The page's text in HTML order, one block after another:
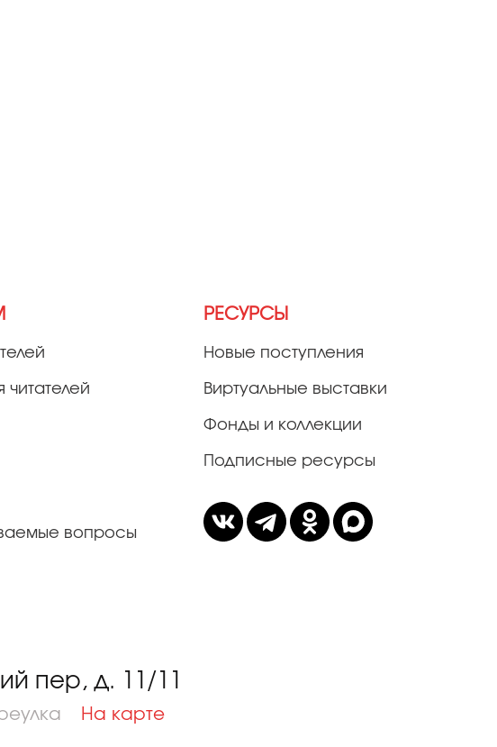
читателей
вопросы
РЕСУРСЫ
Новые поступления
Виртуальные выставки
Фонды и коллекции
Подписные ресурсы
пер, д. 11/11
На карте